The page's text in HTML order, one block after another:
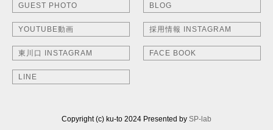
GUEST PHOTO BLOG
YOUTUBE動画 採用情報 INSTAGRAM
東川口 INSTAGRAM FACE BOOK
LINE
Copyright (c) ku-to 2024 Presented by SP-lab